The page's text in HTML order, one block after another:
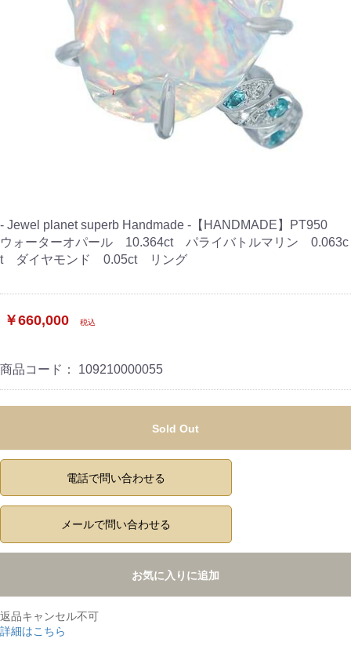
- Jewel planet superb Handmade -【HANDMADE】PT950
ウォーターオパール 10.364ct パライバトルマリン 0.063c
t ダイヤモンド 0.05ct リング
￥660,000 税込
商品コード： 109210000055
Sold Out
電話で問い合わせる
メールで問い合わせる
お気に入りに追加
返品キャンセル不可
詳細はこちら